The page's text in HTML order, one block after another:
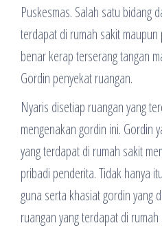
Puskesmas. Salah satu bidang
terdapat di rumah sakit
benar kerap terserang tangan
Gordin penyekat ruangan.
Nyaris disetiap ruangan yang
mengenakan gordin ini. Gordin
yang terdapat di rumah sakit
pribadi penderita. Tidak hanya
guna serta khasiat gordin yang
ruangan yang terdapat di rumah